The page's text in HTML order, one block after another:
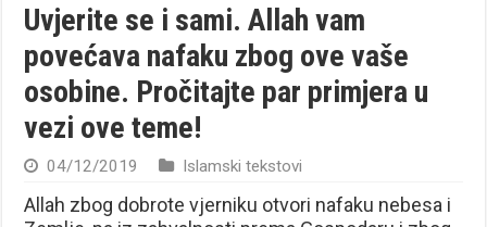
Uvjerite se i sami. Allah vam
povećava nafaku zbog ove vaše
osobine. Pročitajte par primjera u
vezi ove teme!
04/12/2019 Islamski tekstovi
Allah zbog dobrote vjerniku otvori nafaku nebesa i